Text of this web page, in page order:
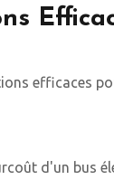
efficaces
d'un bus